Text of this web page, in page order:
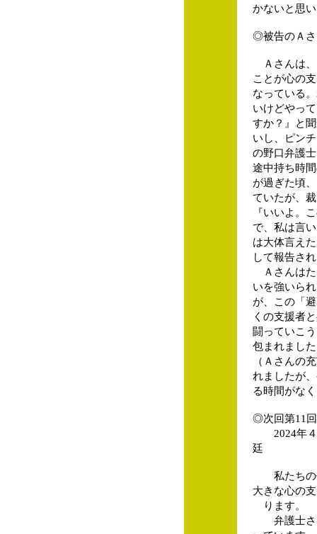
かないと思
◎被告のＡ
Ａさんは、
ことが心の
なっている
いけどやっ
すか？』と
いし、ピン
の野口弁護
途中持ち時
が過ぎた頃
ていたが、
『いいよ。
で、私は言
は大体言え
して報告さ
Ａさんはた
いを強いら
が、この「
くの支援者
闘っていこ
包まれまし
（Ａさんの
れましたが
る時間がな
◎次回第11
2024年４
廷
私たちの
大きな心の
ります。
弁護士さ